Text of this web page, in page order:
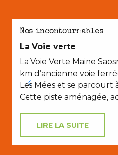
AVEC LES ENFANTS
Nos incontournables
La Voie verte
La Voie Verte Maine
km d’ancienne voie
Les Mées et se parcourt
Cette piste aménagée,
LIRE LA SUITE